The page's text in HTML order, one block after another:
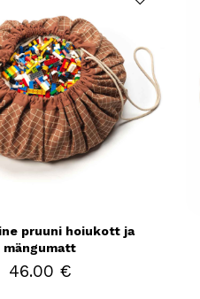
pruuni hoiukott ja
mängumatt
46.00 €